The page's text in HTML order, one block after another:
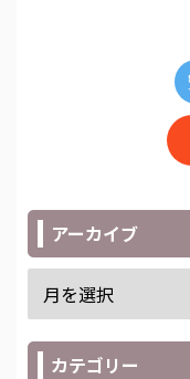
アーカイブ
カテゴリー